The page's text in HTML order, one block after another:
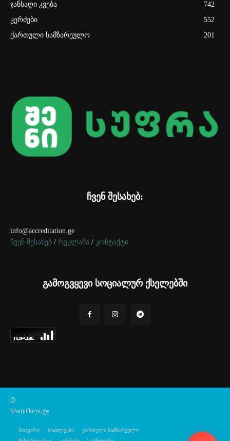
ჯანსაღი კვება
742
კერძები
552
ქართული სამზარეულო
201
ჩვენ შესახებ:
info@accreditation.ge
ჩვენ შესახებ / რეკლამა / კონტაქტი
გამოგვყევი სოციალურ ქსელებში
©
SheniEkimi.ge
მთავარი სიახლეები
ქართული სამზარეულო